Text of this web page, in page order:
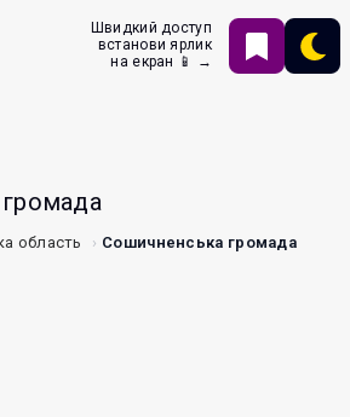
Швидкий доступ
встанови ярлик
на екран 📱 →
область Сошичненська громада